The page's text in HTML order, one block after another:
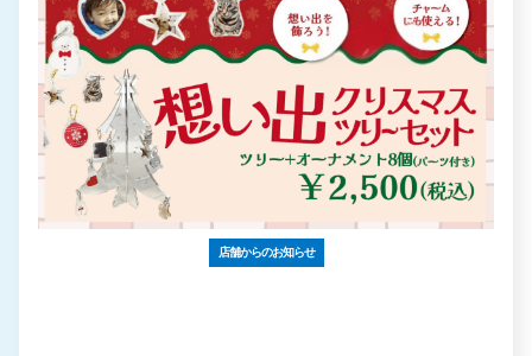
店舗からのお知らせ